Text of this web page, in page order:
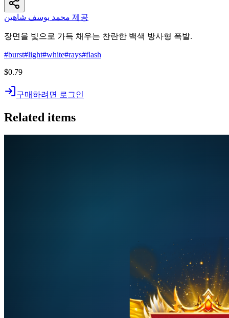
محمد يوسف شاهين 제공
장면을 빛으로 가득 채우는 찬란한 백색 방사형 폭발.
#burst#light#white#rays#flash
$0.79
구매하려면 로그인
Related items